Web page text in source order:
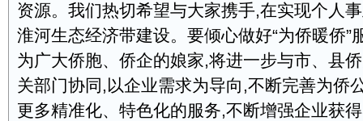
资源。我们热切希望与大家携手,在实现个人
淮河生态经济带建设。要倾心做好“为侨暖侨”
为广大侨胞、侨企的娘家,将进一步与市、县
关部门协同,以企业需求为导向,不断完善为侨
更多精准化、特色化的服务,不断增强企业获